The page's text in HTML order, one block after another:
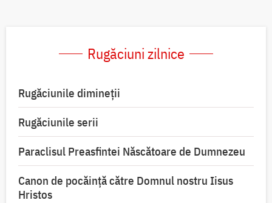
Rugăciuni zilnice
Rugăciunile dimineții
Rugăciunile serii
Paraclisul Preasfintei Născătoare de Dumnezeu
Canon de pocăință către Domnul nostru Iisus
Hristos